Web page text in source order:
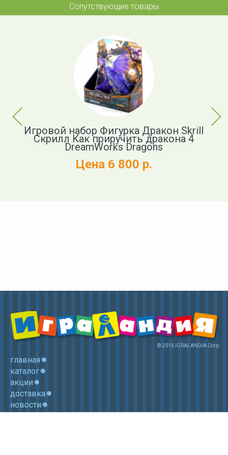
Сопутствующие товары
Previous
Игровой набор Фигурка Дракон Skrill
Скрилл Как приручить дракона 4
DreamWorks Dragons
Цена 6 800 р.
Next
© 2016 IGRALANDIA Corp.
главная
каталог
акции
доставка
новости